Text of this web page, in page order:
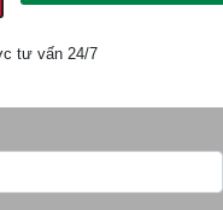
tư vấn 24/7